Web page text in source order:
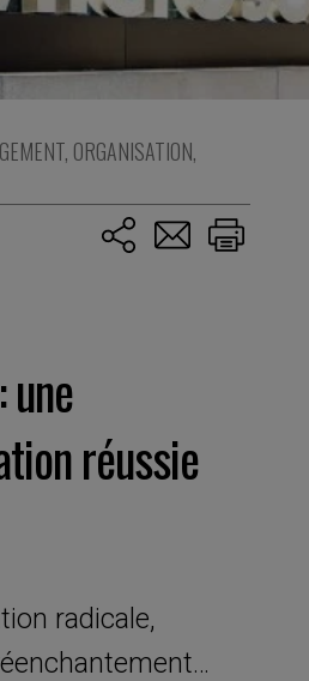
, ORGANISATION,
réussie
radicale,